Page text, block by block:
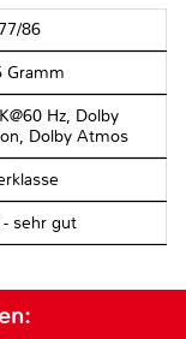
86
Gramm
Hz, Dolby
Dolby Atmos
sehr gut